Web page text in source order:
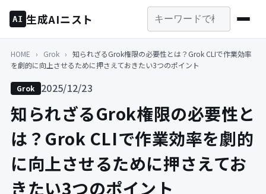
AI 生成AIニスト
HOME › Grok › 知られざるGrok権限の必要性とは？Grok CLIで作業効率
を劇的に向上させるために押さえておきたい3つのポイント
Grok 2025/12/23
知られざるGrok権限の必要性と
は？Grok CLIで作業効率を劇的
に向上させるために押さえてお
きたい3つのポイント